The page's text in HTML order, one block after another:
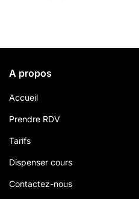
A propos
Accueil
Prendre RDV
Tarifs
Dispenser cours
Contactez-nous